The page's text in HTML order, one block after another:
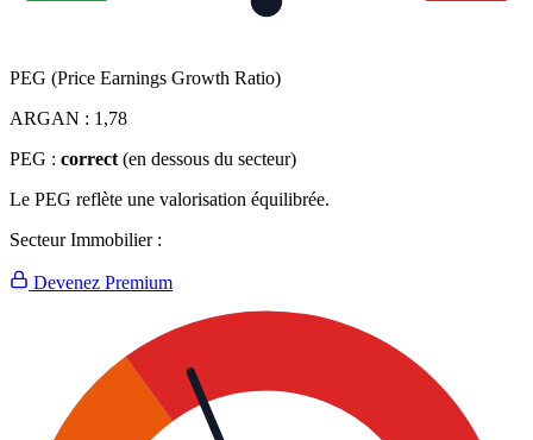
PEG (Price Earnings Growth Ratio)
ARGAN : 1,78
PEG : correct (en dessous du secteur)
Le PEG reflète une valorisation équilibrée.
Secteur Immobilier :
Devenez Premium